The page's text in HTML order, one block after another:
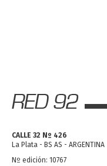
CALLE 32 Nº 426
La Plata - BS AS - ARGENTINA
Nº edición: 10767